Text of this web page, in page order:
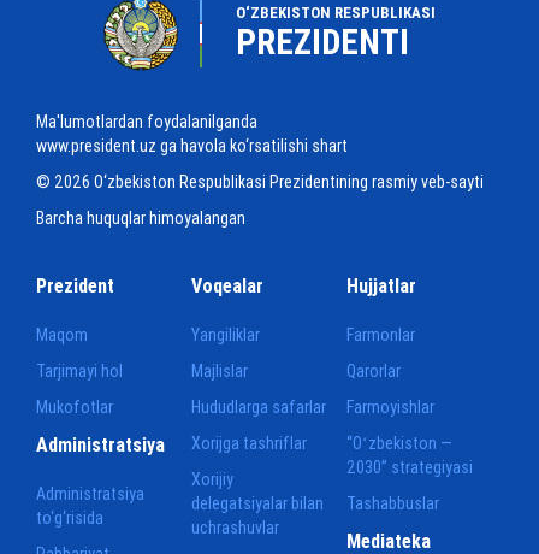
O‘ZBEKISTON RESPUBLIKASI
PREZIDENTI
Ma'lumotlardan foydalanilganda
www.president.uz ga havola ko‘rsatilishi shart
© 2026 O‘zbekiston Respublikasi Prezidentining rasmiy veb-sayti
Barcha huquqlar himoyalangan
Prezident
Maqom
Tarjimayi hol
Mukofotlar
Voqealar
Yangiliklar
Majlislar
Hududlarga safarlar
Xorijga tashriflar
Xorijiy
delegatsiyalar bilan
uchrashuvlar
Hujjatlar
Farmonlar
Qarorlar
Farmoyishlar
“Oʻzbekiston —
2030” strategiyasi
Tashabbuslar
Administratsiya
Administratsiya
to‘g‘risida
Mediateka